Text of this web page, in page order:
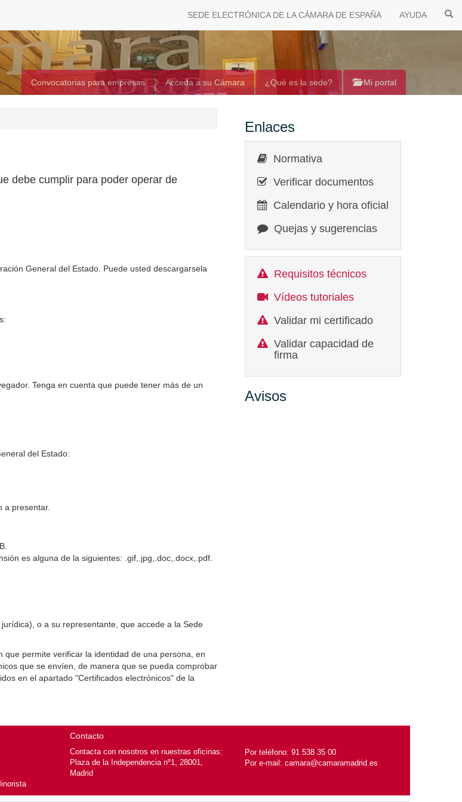
SEDE ELECTRÓNICA DE LA CÁMARA DE ESPAÑA AYUDA
Convocatorias para empresas Acceda a su Cámara ¿Qué es la sede? Mi portal
debe cumplir para poder operar de
General del Estado. Puede usted descargarsela
Tenga en cuenta que puede tener más de un
del Estado:
a presentar.
es alguna de la siguientes: .gif,.jpg,.doc,.docx,.pdf.
o a su representante, que accede a la Sede
permite verificar la identidad de una persona, en
que se envíen, de manera que se pueda comprobar
en el apartado "Certificados electrónicos" de la
Enlaces
Normativa
Verificar documentos
Calendario y hora oficial
Quejas y sugerencias
Requisitos técnicos
Vídeos tutoriales
Validar mi certificado
Validar capacidad de
firma
Avisos
Contacto
Contacta con nosotros en nuestras oficinas:
Plaza de la Independencia nº1, 28001,
Madrid
Por teléfono: 91 538 35 00
Por e-mail: camara@camaramadrid.es